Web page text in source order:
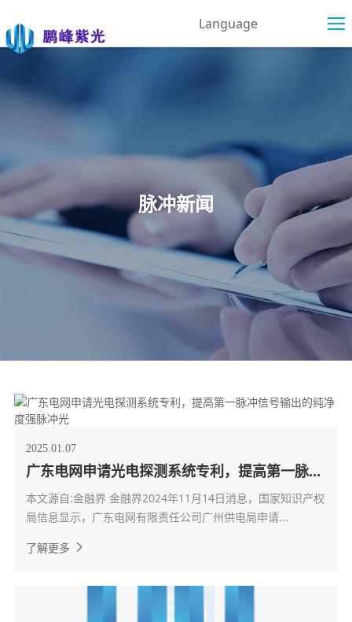
Language
脉冲新闻
2025.01.07
广东电网申请光电探测系统专利，提高第一脉...
本文源自:金融界 金融界2024年11月14日消息，国家知识产权
局信息显示，广东电网有限责任公司广州供电局申请...
了解更多